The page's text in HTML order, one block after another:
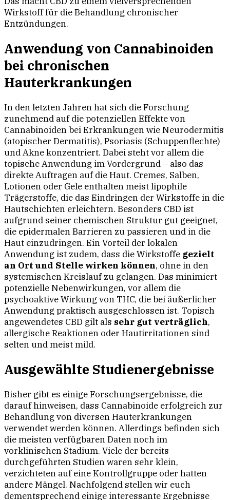
Wirkstoff für die Behandlung chronischer
Entzündungen.
Anwendung von Cannabinoiden
bei chronischen
Hauterkrankungen
In den letzten Jahren hat sich die Forschung
zunehmend auf die potenziellen Effekte von
Cannabinoiden bei Erkrankungen wie Neurodermitis
(atopischer Dermatitis), Psoriasis (Schuppenflechte)
und Akne konzentriert. Dabei steht vor allem die
topische Anwendung im Vordergrund – also das
direkte Auftragen auf die Haut. Cremes, Salben,
Lotionen oder Gele enthalten meist lipophile
Trägerstoffe, die das Eindringen der Wirkstoffe in die
Hautschichten erleichtern. Besonders CBD ist
aufgrund seiner chemischen Struktur gut geeignet,
die epidermalen Barrieren zu passieren und in die
Haut einzudringen. Ein Vorteil der lokalen
Anwendung ist zudem, dass die Wirkstoffe gezielt
an Ort und Stelle wirken können, ohne in den
systemischen Kreislauf zu gelangen. Das minimiert
potenzielle Nebenwirkungen, vor allem die
psychoaktive Wirkung von THC, die bei äußerlicher
Anwendung praktisch ausgeschlossen ist. Topisch
angewendetes CBD gilt als sehr gut verträglich,
allergische Reaktionen oder Hautirritationen sind
selten und meist mild.
Ausgewählte Studienergebnisse
Bisher gibt es einige Forschungsergebnisse, die
darauf hinweisen, dass Cannabinoide erfolgreich zur
Behandlung von diversen Hauterkrankungen
verwendet werden können. Allerdings befinden sich
die meisten verfügbaren Daten noch im
vorklinischen Stadium. Viele der bereits
durchgeführten Studien waren sehr klein,
verzichteten auf eine Kontrollgruppe oder hatten
andere Mängel. Nachfolgend stellen wir euch
dementsprechend einige interessante Ergebnisse